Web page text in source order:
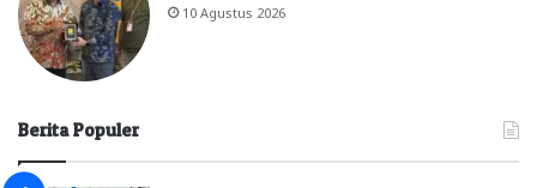
10 Agustus 2026
Berita Populer